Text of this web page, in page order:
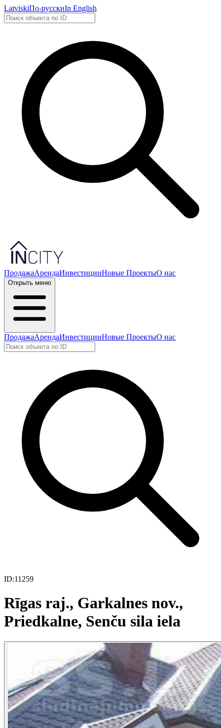
LatviskiПо-русскиIn English
ПродажаАрендаИнвестицииНовые ПроектыО нас
Открыть меню
ПродажаАрендаИнвестицииНовые ПроектыО нас
ID:11259
Rīgas raj., Garkalnes nov.,
Priedkalne, Senču sila iela